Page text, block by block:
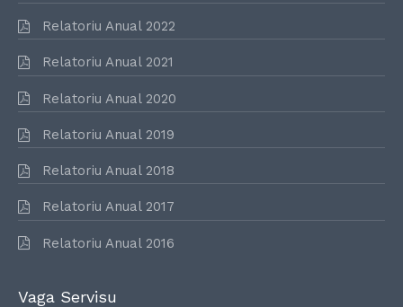
Relatoriu Anual 2022
Relatoriu Anual 2021
Relatoriu Anual 2020
Relatoriu Anual 2019
Relatoriu Anual 2018
Relatoriu Anual 2017
Relatoriu Anual 2016
Vaga Servisu